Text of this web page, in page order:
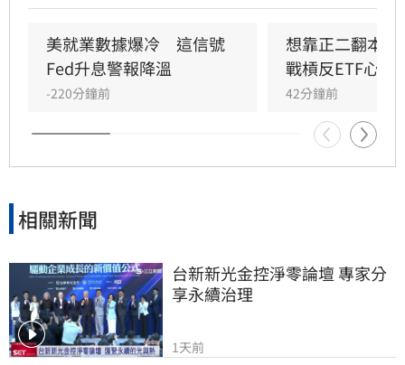
搭配內部官員態度的分歧，使投資人質疑聯準會
在打壓通膨方面的決心。
美就業數據爆冷　這信號
Fed升息警報降溫
-220分鐘前
想靠正二翻本
戰槓反ETF心法
42分鐘前
相關新聞
台新新光金控淨零論壇 專家分
享永續治理
1天前